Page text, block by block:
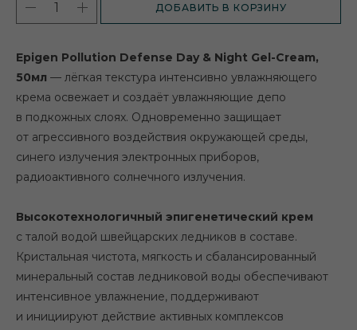
ДОБАВИТЬ В КОРЗИНУ
Epigen Pollution Defense Day & Night Gel-Cream,
50мл — лёгкая текстура интенсивно увлажняющего
крема освежает и создаёт увлажняющие депо
в подкожных слоях. Одновременно защищает
от агрессивного воздействия окружающей среды,
синего излучения электронных приборов,
радиоактивного солнечного излучения.
Высокотехнологичный эпигенетический крем
с талой водой швейцарских ледников в составе.
Кристальная чистота, мягкость и сбалансированный
минеральный состав ледниковой воды обеспечивают
интенсивное увлажнение, поддерживают
и инициируют действие активных комплексов